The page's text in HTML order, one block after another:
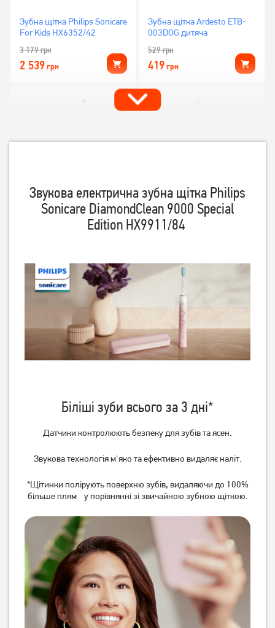
Зубна щітка Philips Sonicare
For Kids HX6352/42
3 179грн
2 539грн
Зубна щітка Ardesto ETB-
003DOG дитяча
529грн
419грн
Зубна щітка Philips Sonicare
DiamondClean 9000 Series
9 569
Зубна щітка Philips Sonicare
For Kids HX6322/04
2 539грн
Зубна щітка Philips Sonicare
грн
1 969грн
Іригатор Philips Sonicare
3000 HX3826/33
5 439 грн
4 349грн
Зубна щітка Philips Sonicare
HX3651/13 Gemini 2100
Іригатор Philips Sonicare
Philips Sonicare Power
Звукова електрична зубна щітка Philips
Sonicare DiamondClean 9000 Special
Edition HX9911/84
Біліші зуби всього за 3 дні*
Датчики контролюють безпеку для зубів та ясен.
Звукова технологія м'яко та ефективно видаляє наліт.
*Щітинки полірують поверхню зубів, видаляючи до 100%
більше плям у порівнянні зі звичайною зубною щіткою.